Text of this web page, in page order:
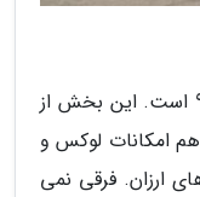
پوکت، مقصد مناسبی برای تور نوروز 98 است. این بخش از
هم امکانات لوکس و
ارزان. فرقی نمی